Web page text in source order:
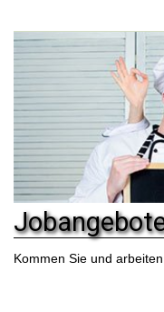
Kommen Sie und